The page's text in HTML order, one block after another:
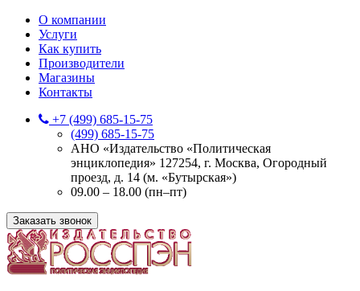
О компании
Услуги
Как купить
Производители
Магазины
Контакты
+7 (499) 685-15-75
(499) 685-15-75
АНО «Издательство «Политическая
энциклопедия» 127254, г. Москва, Огородный
проезд, д. 14 (м. «Бутырская»)
09.00 – 18.00 (пн–пт)
Заказать звонок